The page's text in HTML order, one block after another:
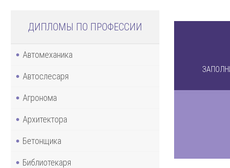
ДИПЛОМЫ ПО ПРОФЕССИИ
Автомеханика
Автослесаря
Агронома
Архитектора
Бетонщика
Библиотекаря